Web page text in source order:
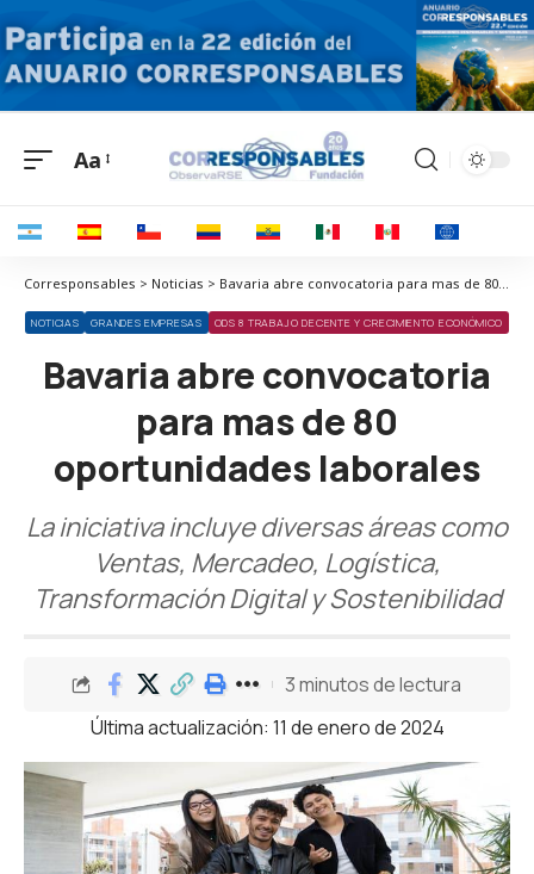
Aa
Corresponsables > Noticias > Bavaria abre convocatoria para mas de 80 oportunidades laborales
NOTICIAS GRANDES EMPRESAS ODS 8 TRABAJO DECENTE Y CRECIMIENTO ECONÓMICO
Bavaria abre convocatoria
para mas de 80
oportunidades laborales
La iniciativa incluye diversas áreas como
Ventas, Mercadeo, Logística,
Transformación Digital y Sostenibilidad
Última actualización: 11 de enero de 2024
3 minutos de lectura